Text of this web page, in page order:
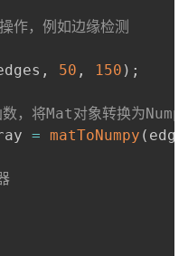
作，例如边缘检测
, 50 , 150 ) ;
，将Mat对象转换为
= matToNumpy (